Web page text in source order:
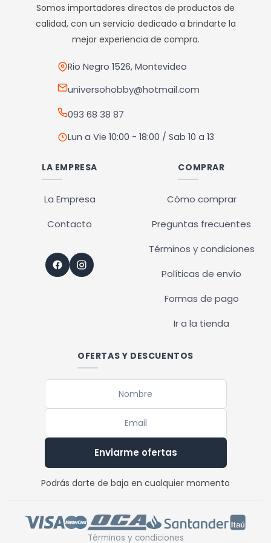
se
pueden
en
la
de
producto
se
pueden
producto
Somos importadores directos de productos de
calidad, con un servicio dedicado a brindarte la
mejor experiencia de compra.
Rio Negro 1526, Montevideo
universohobby@hotmail.com
093 68 38 87
Lun a Vie 10:00 - 18:00 / Sab 10 a 13
LA EMPRESA
La Empresa
Contacto
COMPRAR
Cómo comprar
Preguntas frecuentes
Términos y condiciones
Políticas de envío
Formas de pago
Ir a la tienda
OFERTAS Y DESCUENTOS
Enviarme ofertas
Podrás darte de baja en cualquier momento
Términos y condiciones